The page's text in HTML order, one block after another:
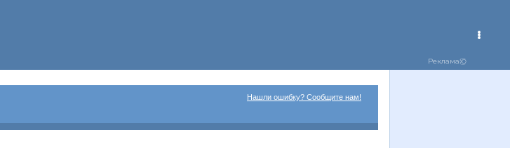
Нашли ошибку? Сообщите нам!